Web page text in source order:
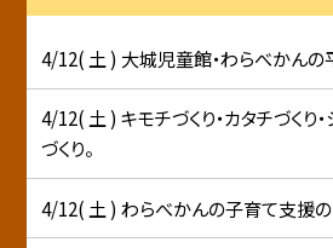
4/12( 土 ) 大城児童館・わらべかんの
4/12( 土 ) キモチづくり・カタチづくり・
づくり。
4/12( 土 ) わらべかんの子育て支援の